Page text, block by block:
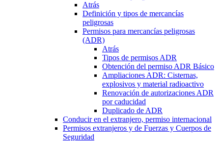
Atrás
Definición y tipos de mercancías
peligrosas
Permisos para mercancías peligrosas
(ADR)
Atrás
Tipos de permisos ADR
Obtención del permiso ADR Básico
Ampliaciones ADR: Cisternas,
explosivos y material radioactivo
Renovación de autorizaciones ADR
por caducidad
Duplicado de ADR
Conducir en el extranjero, permiso internacional
Permisos extranjeros y de Fuerzas y Cuerpos de
Seguridad